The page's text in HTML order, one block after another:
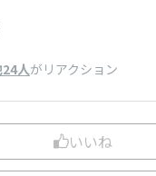
人がリアクション
いいね